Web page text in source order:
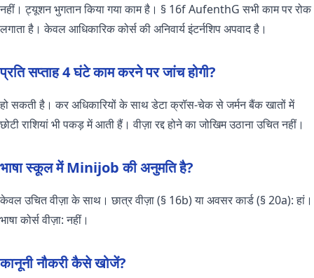
नहीं। ट्यूशन भुगतान किया गया काम है। § 16f AufenthG सभी काम पर रोक
लगाता है। केवल आधिकारिक कोर्स की अनिवार्य इंटर्नशिप अपवाद है।
प्रति सप्ताह 4 घंटे काम करने पर जांच होगी?
हो सकती है। कर अधिकारियों के साथ डेटा क्रॉस-चेक से जर्मन बैंक खातों में
छोटी राशियां भी पकड़ में आती हैं। वीज़ा रद्द होने का जोखिम उठाना उचित नहीं।
भाषा स्कूल में Minijob की अनुमति है?
केवल उचित वीज़ा के साथ। छात्र वीज़ा (§ 16b) या अवसर कार्ड (§ 20a): हां।
भाषा कोर्स वीज़ा: नहीं।
कानूनी नौकरी कैसे खोजें?